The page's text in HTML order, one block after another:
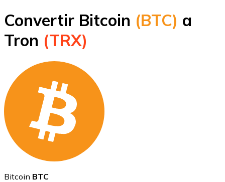
Bitcoin
BTC
Ethereum
Convertir Bitcoin (BTC) a
Tron (TRX)
Bitcoin BTC